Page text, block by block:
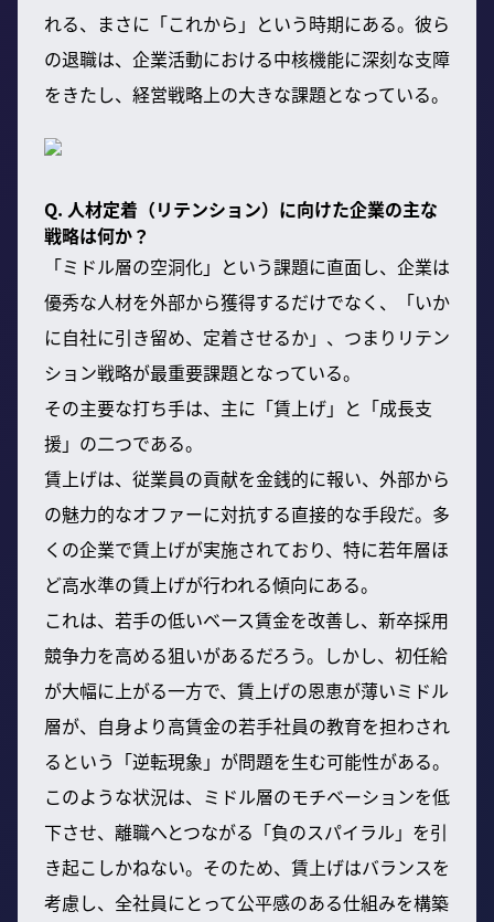
れる、まさに「これから」という時期にある。彼ら
の退職は、企業活動における中核機能に深刻な支障
をきたし、経営戦略上の大きな課題となっている。
Q. 人材定着（リテンション）に向けた企業の主な
戦略は何か？
「ミドル層の空洞化」という課題に直面し、企業は
優秀な人材を外部から獲得するだけでなく、「いか
に自社に引き留め、定着させるか」、つまりリテン
ション戦略が最重要課題となっている。
その主要な打ち手は、主に「賃上げ」と「成長支
援」の二つである。
賃上げは、従業員の貢献を金銭的に報い、外部から
の魅力的なオファーに対抗する直接的な手段だ。多
くの企業で賃上げが実施されており、特に若年層ほ
ど高水準の賃上げが行われる傾向にある。
これは、若手の低いベース賃金を改善し、新卒採用
競争力を高める狙いがあるだろう。しかし、初任給
が大幅に上がる一方で、賃上げの恩恵が薄いミドル
層が、自身より高賃金の若手社員の教育を担わされ
るという「逆転現象」が問題を生む可能性がある。
このような状況は、ミドル層のモチベーションを低
下させ、離職へとつながる「負のスパイラル」を引
き起こしかねない。そのため、賃上げはバランスを
考慮し、全社員にとって公平感のある仕組みを構築